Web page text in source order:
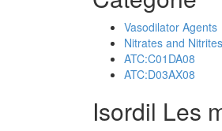
Vasodilator Agents
Nitrates and Nitrites
ATC:C01DA08
ATC:D03AX08
Isordil Les